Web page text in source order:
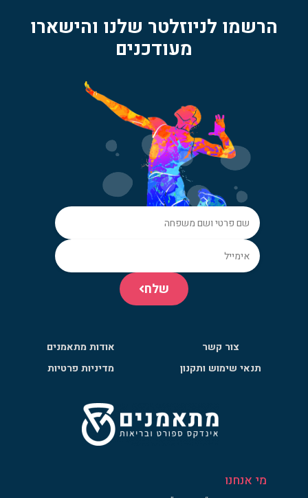
הרשמו לניוזלטר שלנו והישארו
מעודכנים
שלח
צור קשר
אודות מתאמנים
תנאי שימוש ותקנון
מדיניות פרטיות
מי אנחנו